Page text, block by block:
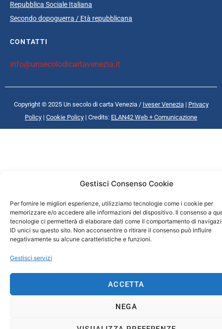
Gestisci Consenso Cookie
Per fornire le migliori esperienze, utilizziamo tecnologie come i cookie per
memorizzare e/o accedere alle informazioni del dispositivo. Il consenso a
tecnologie ci permetterà di elaborare dati come il comportamento di
ID unici su questo sito. Non acconsentire o ritirare il consenso può influire
negativamente su alcune caratteristiche e funzioni.
Gestisci servizi
ACCETTA
NEGA
Repubblica Sociale Italiana
Secondo dopoguerra / Età repubblicana
CONTATTI
info@unsecolodicartavenezia.it
Copyright © 2025 Un secolo di carta Venezia / Iveser Venezia| Privacy
Policy | Cookie Policy | Credits: ELAN42 Web + Comunicazione